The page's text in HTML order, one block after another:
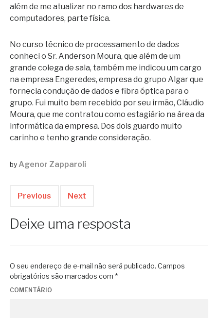
além de me atualizar no ramo dos hardwares de
computadores, parte física.
No curso técnico de processamento de dados
conheci o Sr. Anderson Moura, que além de um
grande colega de sala, também me indicou um cargo
na empresa Engeredes, empresa do grupo Algar que
fornecia condução de dados e fibra óptica para o
grupo. Fui muito bem recebido por seu irmão, Cláudio
Moura, que me contratou como estagiário na área da
informática da empresa. Dos dois guardo muito
carinho e tenho grande consideração.
byAgenor Zapparoli
Previous Next
Deixe uma resposta
O seu endereço de e-mail não será publicado. Campos
obrigatórios são marcados com *
COMENTÁRIO